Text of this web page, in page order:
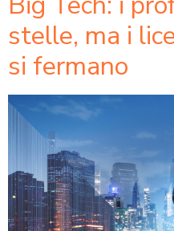
stelle, ma i
si fermano